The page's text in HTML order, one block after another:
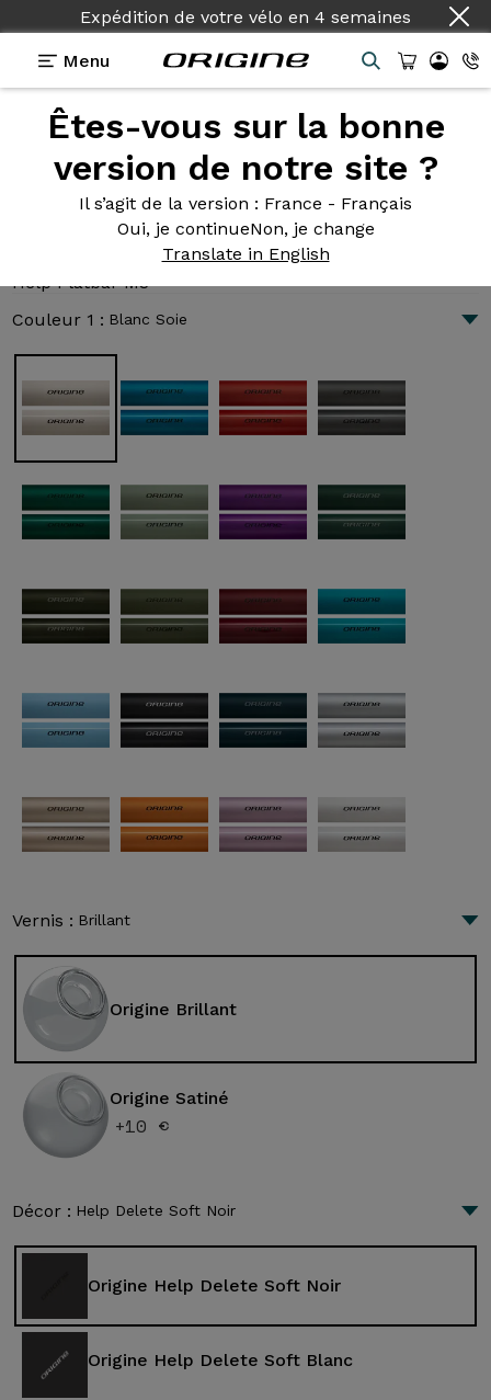
Expédition de votre vélo en 4 semaines
Menu
Êtes-vous sur la bonne
version de notre site ?
Il s’agit de la version : France - Français
Oui, je continueNon, je change
Translate in English
Présentation
Help Flatbar M3
Help Flatbar M3
Couleur 1 : Blanc Soie
Vernis : Brillant
Origine Brillant
Origine Satiné
+10 €
Décor : Help Delete Soft Noir
Origine Help Delete Soft Noir
Origine Help Delete Soft Blanc